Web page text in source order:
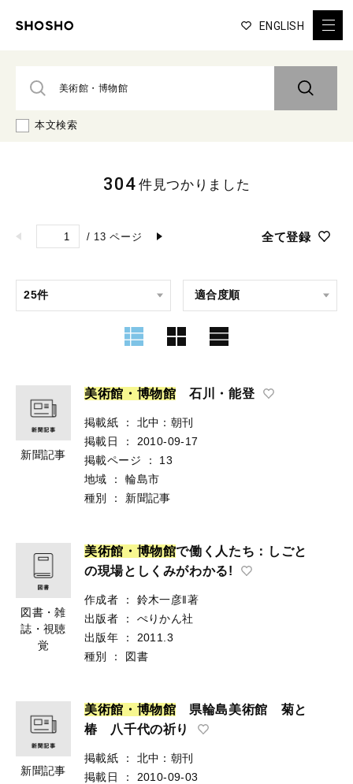
ENGLISH
本文検索
/ 13 ページ 全て登録
304 件見つかりました
新聞記事
美術館 ・ 博物館 石川・能登
掲載紙 ：
北中：朝刊
掲載日
：
2010-09-17
掲載ページ
：
13
地域
：
輪島市
種別
： 新聞記事
図書・雑
誌・視聴
覚
美術館 ・ 博物館で働く人たち：しごと
の現場としくみがわかる!
作成者 ：
鈴木一彦‖著
出版者
：
ぺりかん社
出版年
：
2011.3
種別
： 図書
新聞記事
美術館 ・ 博物館 県輪島美術館 菊と
椿 八千代の祈り
掲載紙 ：
北中：朝刊
掲載日
：
2010-09-03